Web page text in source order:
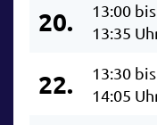
20.
13:00 bis
13:35
22.
13:30 bis
14:05